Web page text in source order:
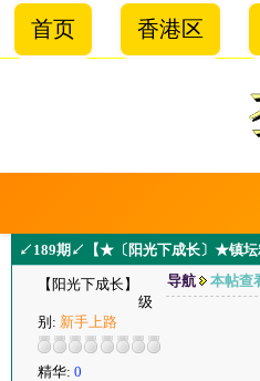
首页 香港区
↙189期↙【★〔阳光下成长〕★镇坛
【阳光下成长】
级
别: 新手上路
精华: 0
导航 本帖查